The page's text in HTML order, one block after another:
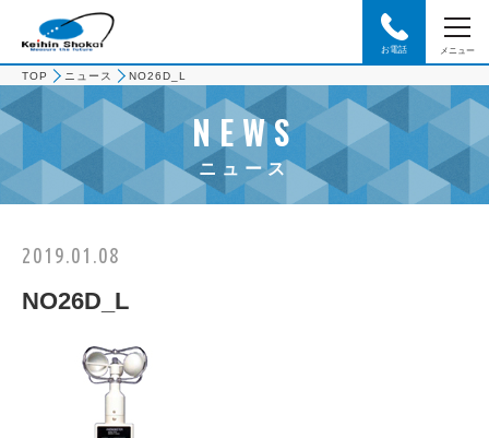
メニュー
お電話
TOP ニュース NO26D_L
NEWS
ニュース
2019.01.08
NO26D_L